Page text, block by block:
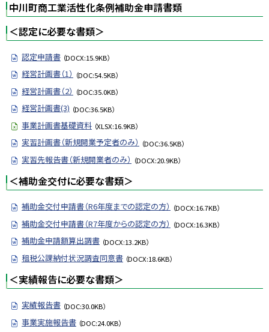
中川町商工業活性化条例補助金申請書類
＜認定に必要な書類＞
認定申請書 （DOCX:15.9KB）
経営計画書（1） （DOC:54.5KB）
経営計画書（2） （DOC:35.0KB）
経営計画書(3) （DOC:36.5KB）
事業計画書基礎資料 （XLSX:16.9KB）
実習計画書（新規開業予定者のみ） （DOC:36.5KB）
実習先報告書（新規開業者のみ） （DOCX:20.9KB）
＜補助金交付に必要な書類＞
補助金交付申請書（R6年度までの認定の方） （DOCX:16.7KB）
補助金交付申請書（R7年度からの認定の方） （DOCX:16.3KB）
補助金申請額算出調書 （DOCX:13.2KB）
租税公課納付状況調査同意書 （DOCX:18.6KB）
＜実績報告に必要な書類＞
実績報告書 （DOC:30.0KB）
事業実施報告書 （DOC:24.0KB）